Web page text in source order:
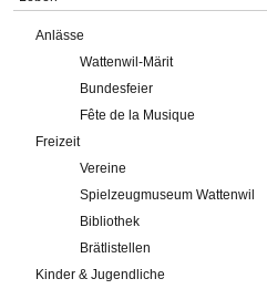
Anlässe
Wattenwil-Märit
Bundesfeier
Fête de la Musique
Freizeit
Vereine
Spielzeugmuseum Wattenwil
Bibliothek
Brätlistellen
Kinder & Jugendliche